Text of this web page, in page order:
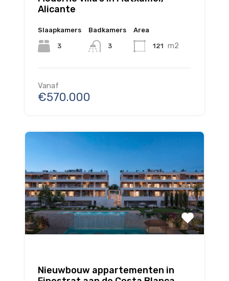
Alicante
Slaapkamers
3
Badkamers
3
Area
121 m2
Vanaf
€570.000
Nieuwbouw appartementen in